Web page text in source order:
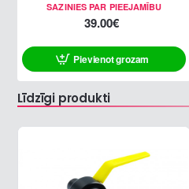
SAZINIES PAR PIEEJAMĪBU
39.00€
Pievienot grozam
Līdzīgi produkti